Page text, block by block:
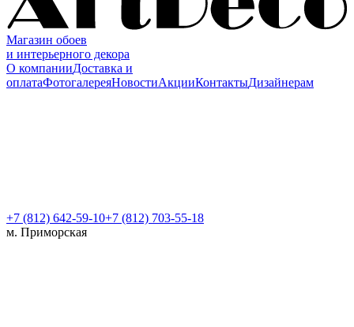
Магазин обоев
и интерьерного декора
О компанииДоставка и
оплатаФотогалереяНовостиАкцииКонтактыДизайнерам
+7 (812) 642-59-10+7 (812) 703-55-18
м. Приморская